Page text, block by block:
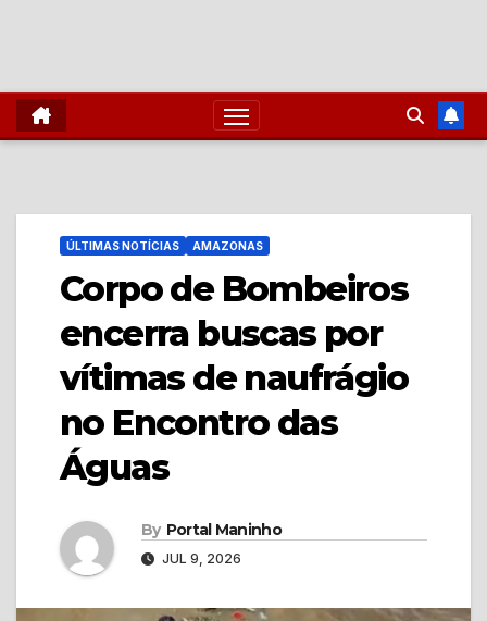
ÚLTIMAS NOTÍCIAS AMAZONAS
Corpo de Bombeiros
encerra buscas por
vítimas de naufrágio
no Encontro das
Águas
By Portal Maninho
JUL 9, 2026